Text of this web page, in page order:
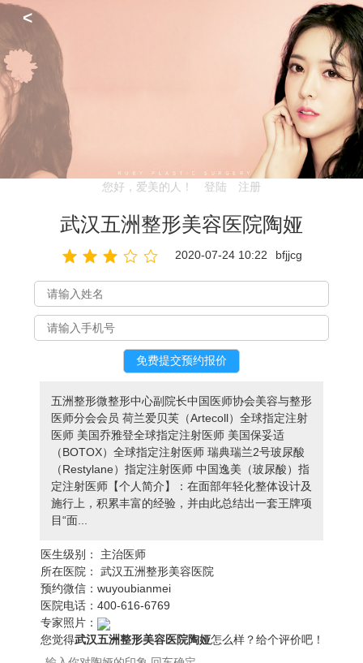
<
您好，爱美的人！ 登陆 注册
武汉五洲整形美容医院陶娅
2020-07-24 10:22 bfjjcg
五洲整形微整形中心副院长中国医师协会美容与整形
医师分会会员 荷兰爱贝芙（Artecoll）全球指定注射
医师 美国乔雅登全球指定注射医师 美国保妥适
（BOTOX）全球指定注射医师 瑞典瑞兰2号玻尿酸
（Restylane）指定注射医师 中国逸美（玻尿酸）指
定注射医师【个人简介】：在面部年轻化整体设计及
施行上，积累丰富的经验，并由此总结出一套王牌项
目“面...
医生级别：
主治医师
所在医院：
武汉五洲整形美容医院
预约微信：wuyoubianmei
医院电话：400-616-6769
专家照片：
您觉得武汉五洲整形美容医院陶娅怎么样？给个评价吧！